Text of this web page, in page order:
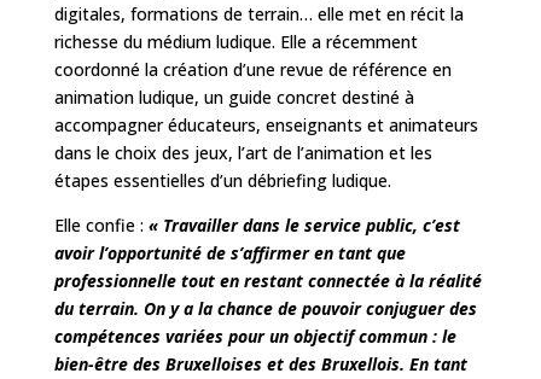
digitales, formations de terrain… elle met en récit la
richesse du médium ludique. Elle a récemment
coordonné la création d’une revue de référence en
animation ludique, un guide concret destiné à
accompagner éducateurs, enseignants et animateurs
dans le choix des jeux, l’art de l’animation et les
étapes essentielles d’un débriefing ludique.
Elle confie : « Travailler dans le service public, c’est
avoir l’opportunité de s’affirmer en tant que
professionnelle tout en restant connectée à la réalité
du terrain. On y a la chance de pouvoir conjuguer des
compétences variées pour un objectif commun : le
bien-être des Bruxelloises et des Bruxellois. En tant